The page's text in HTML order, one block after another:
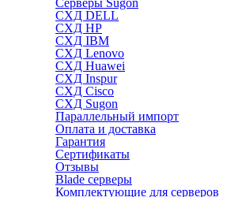
Серверы Sugon
СХД DELL
СХД HP
СХД IBM
СХД Lenovo
СХД Huawei
СХД Inspur
СХД Cisco
СХД Sugon
Параллельный импорт
Оплата и доставка
Гарантия
Сертификаты
Отзывы
Blade серверы
Комплектующие для серверов